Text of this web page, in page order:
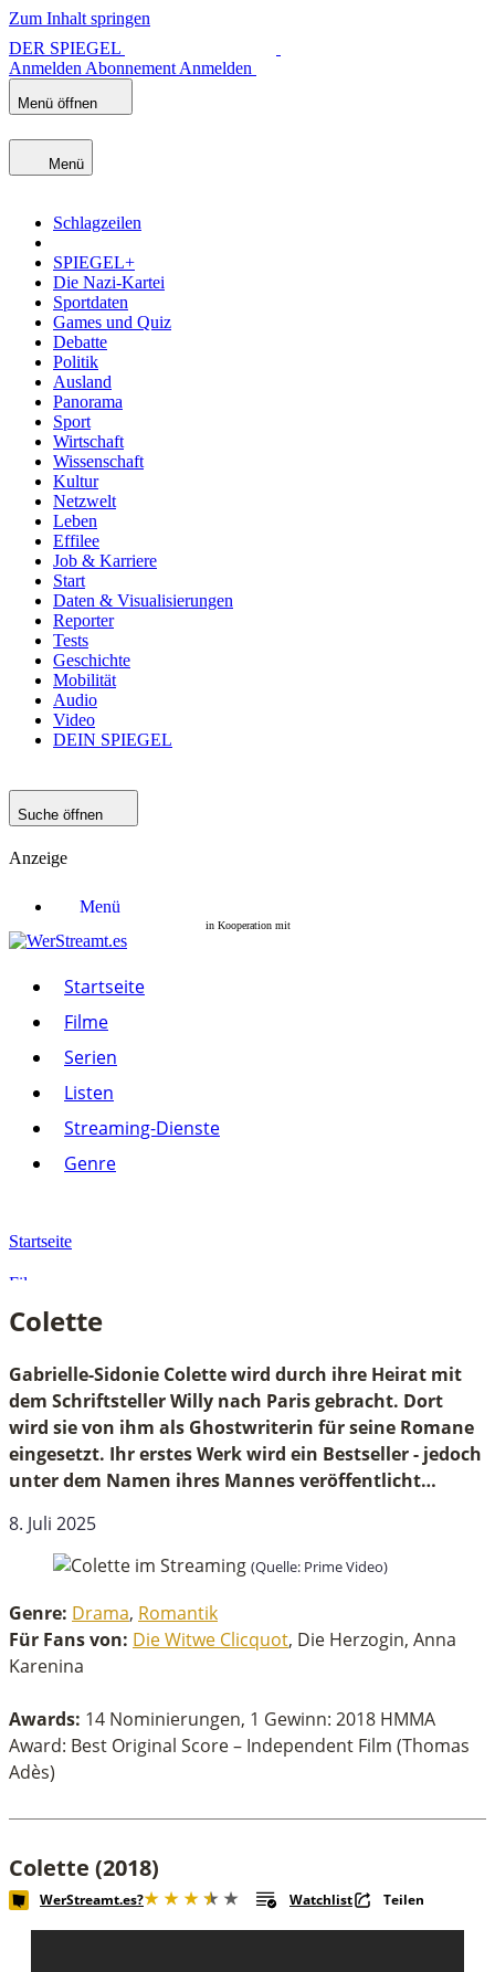
Zum Inhalt springen
DER SPIEGEL
Anmelden Abonnement Anmelden
Menü öffnen
Menü
Schlagzeilen
SPIEGEL+
Die Nazi-Kartei
Sportdaten
Games und Quiz
Debatte
Politik
Ausland
Panorama
Sport
Wirtschaft
Wissenschaft
Kultur
Netzwelt
Leben
Effilee
Job & Karriere
Start
Daten & Visualisierungen
Reporter
Tests
Geschichte
Mobilität
Audio
Video
DEIN SPIEGEL
Suche öffnen
Anzeige
Menü
Startseite
Serien
Streaming-Dienste
Paramount+
Netflix
Startseite
Filme
Serien
Listen
Streaming-Dienste
Genre
Startseite
Filme
Colette
Colette
Gabrielle-Sidonie Colette wird durch ihre Heirat mit
dem Schriftsteller Willy nach Paris gebracht. Dort
wird sie von ihm als Ghostwriterin für seine Romane
eingesetzt. Ihr erstes Werk wird ein Bestseller - jedoch
unter dem Namen ihres Mannes veröffentlicht…
8. Juli 2025
(Quelle: Prime Video)
Genre: Drama, Romantik
Für Fans von: Die Witwe Clicquot, Die Herzogin, Anna
Karenina
Awards: 14 Nominierungen, 1 Gewinn: 2018 HMMA
Award: Best Original Score – Independent Film (Thomas
Adès)
Colette (2018)
WerStreamt.es? Watchlist Teilen